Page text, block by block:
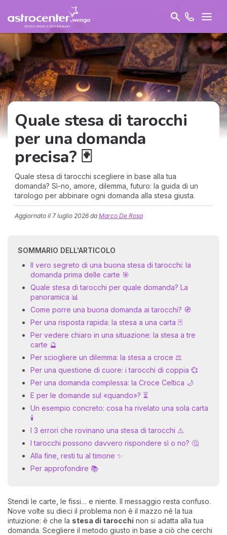
Quale stesa di tarocchi
per una domanda
precisa? 🃏
Quale stesa di tarocchi scegliere in base alla tua
domanda? Sì-no, amore, dilemma, futuro: la guida di un
tarologo per abbinare ogni domanda alla stesa giusta.
Aggiornato il 7 luglio 2026 da Marco De Rosa
SOMMARIO DELL'ARTICOLO
Il vero segreto di una buona stesa di tarocchi: la
domanda prima delle carte 🎯
Quale stesa di tarocchi per quale domanda? La
panoramica 📊
Come porre una buona domanda ai tarocchi? 🧭
Per una risposta rapida: la stesa a una carta 🃏
Per vedere chiaro in una situazione: la stesa a tre
carte 🔮
Per sciogliere un dilemma: la stesa a croce ⚖️
Per una questione di cuore: i tarocchi di coppia 💞
Per una domanda complessa: la Croce Celtica 🌙
E per le domande sul «quando»? ⏳
Un esempio concreto: cosa ha rivelato una sola carta
🕯️
I 3 errori che rovinano una stesa di tarocchi ⚠️
I tarocchi possono davvero rispondere sì o no? 🤔
Alla fine, resti tu al timone ✨
Per approfondire 📚
Stendi le carte, le fissi… e niente. Il messaggio resta confuso.
Nove volte su dieci il problema non è il mazzo né la tua
intuizione: è che la stesa di tarocchi non si adatta alla tua
domanda. Scegliere il metodo giusto in base a ciò che cerchi